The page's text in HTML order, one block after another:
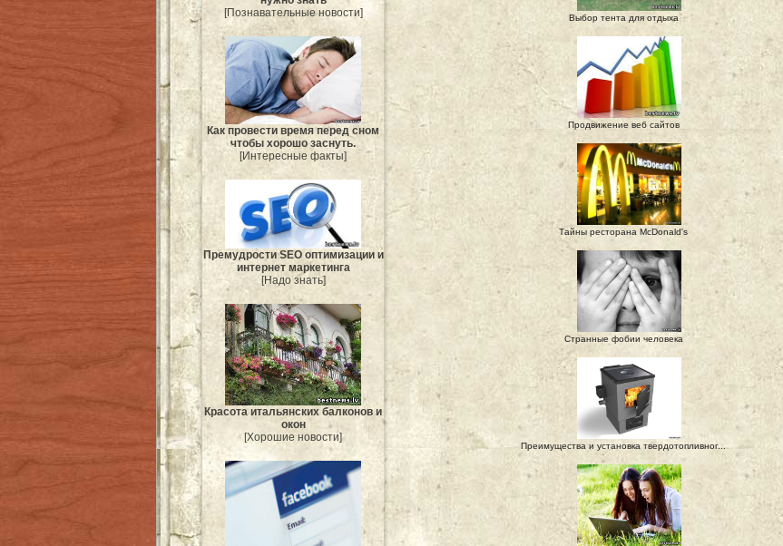
[Познавательные новости]
Как провести время перед сном
чтобы хорошо заснуть.
[Интересные факты]
Премудрости SEO оптимизации и
интернет маркетинга
[Надо знать]
Красота итальянских балконов и
окон
[Хорошие новости]
Выбор тента для отдыха
Продвижение веб сайтов
Тайны ресторана McDonald's
Странные фобии человека
Преимущества и установка твердотопливног...